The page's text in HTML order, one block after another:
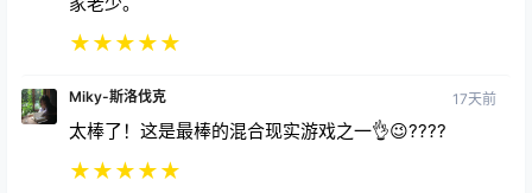
★★★
太棒了！这是最棒的混合现实游戏之一👌😉????
★★★ ★★